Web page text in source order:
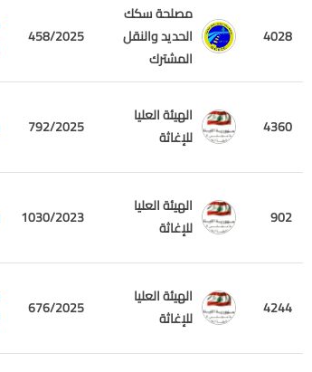
4028
مصلحة سكك
الحديد والنقل
المشترك
458/2025
4360
الهيئة العليا
للإغاثة
792/2025
902
الهيئة العليا
للإغاثة
1030/2023
4244
الهيئة العليا
للإغاثة
676/2025